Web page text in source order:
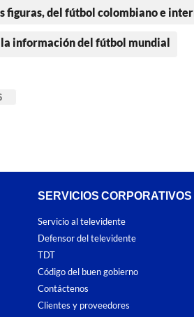
figuras, del fútbol colombiano e
la información del fútbol mundial
SERVICIOS CORPORATIVOS
Servicio al televidente
Defensor del televidente
TDT
Código del buen gobierno
Contáctenos
Clientes y proveedores